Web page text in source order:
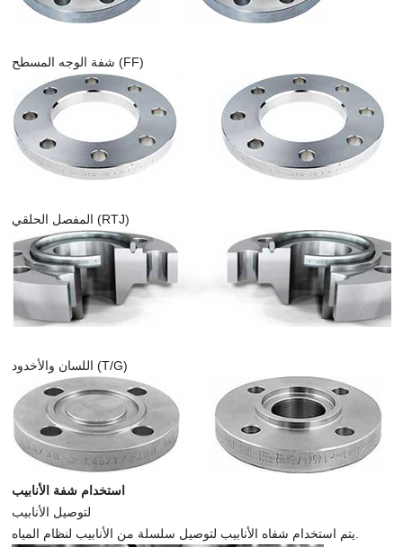
شفة الوجه المسطح (FF)
المفصل الحلقي (RTJ)
اللسان والأخدود (T/G)
استخدام شفة الأنابيب
لتوصيل الأنابيب
يتم استخدام شفاه الأنابيب لتوصيل سلسلة من الأنابيب لنظام المياه.